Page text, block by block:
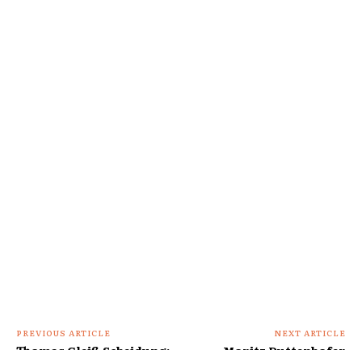
PREVIOUS ARTICLE NEXT ARTICLE